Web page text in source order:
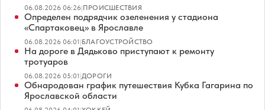
06.08.2026 06:26|ПРОИСШЕСТВИЯ
Определен подрядчик озеленения у стадиона
«Спартаковец» в Ярославле
06.08.2026 06:01|БЛАГОУСТРОЙСТВО
На дороге в Дядьково приступают к ремонту
тротуаров
06.08.2026 05:01|ДОРОГИ
Обнародован график путешествия Кубка Гагарина по
Ярославской области